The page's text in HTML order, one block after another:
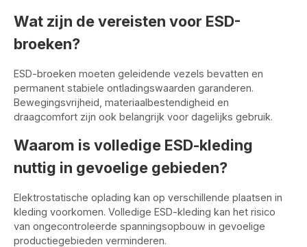
Wat zijn de vereisten voor ESD-
broeken?
ESD-broeken moeten geleidende vezels bevatten en
permanent stabiele ontladingswaarden garanderen.
Bewegingsvrijheid, materiaalbestendigheid en
draagcomfort zijn ook belangrijk voor dagelijks gebruik.
Waarom is volledige ESD-kleding
nuttig in gevoelige gebieden?
Elektrostatische oplading kan op verschillende plaatsen in
kleding voorkomen. Volledige ESD-kleding kan het risico
van ongecontroleerde spanningsopbouw in gevoelige
productiegebieden verminderen.